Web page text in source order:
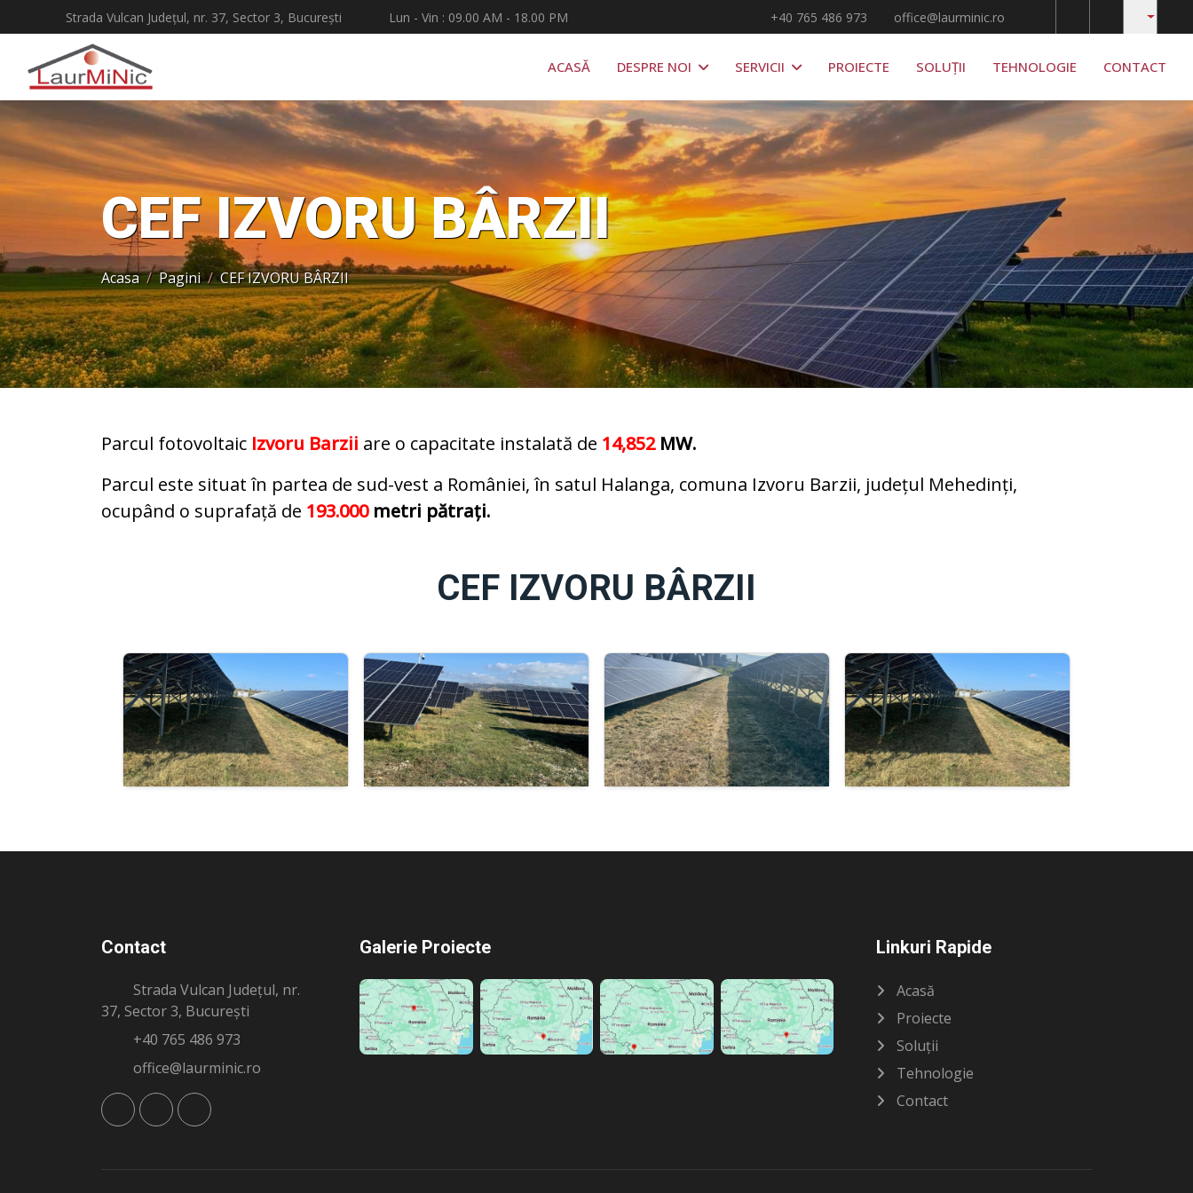
Strada Vulcan Județul, nr. 37, Sector 3, București Lun - Vin : 09.00 AM - 18.00 PM +40 765 486 973 office@laurminic.ro
ACASĂ DESPRE NOI SERVICII PROIECTE SOLUȚII TEHNOLOGIE CONTACT
CEF IZVORU BÂRZII
Acasa Pagini CEF IZVORU BÂRZII
Parcul fotovoltaic Izvoru Barzii are o capacitate instalată de 14,852 MW.
Parcul este situat în partea de sud-vest a României, în satul Halanga, comuna Izvoru Barzii, județul Mehedinți,
ocupând o suprafață de 193.000metri pătrați.
CEF IZVORU BÂRZII
Contact
Strada Vulcan Județul, nr.
37, Sector 3, București
+40 765 486 973
office@laurminic.ro
Galerie Proiecte Linkuri Rapide
Acasă
Proiecte
Soluții
Tehnologie
Contact